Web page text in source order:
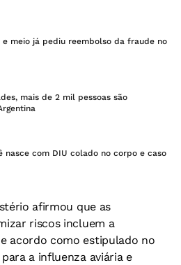
e meio já pediu reembolso da fraude no
mais de 2 mil pessoas são
nasce com DIU colado no corpo e caso
afirmou que as
riscos incluem a
acordo como estipulado no
a influenza aviária e